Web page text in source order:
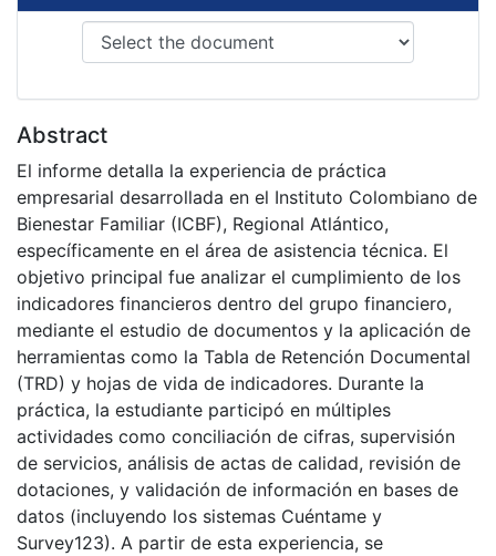
Abstract
El informe detalla la experiencia de práctica
empresarial desarrollada en el Instituto Colombiano de
Bienestar Familiar (ICBF), Regional Atlántico,
específicamente en el área de asistencia técnica. El
objetivo principal fue analizar el cumplimiento de los
indicadores financieros dentro del grupo financiero,
mediante el estudio de documentos y la aplicación de
herramientas como la Tabla de Retención Documental
(TRD) y hojas de vida de indicadores. Durante la
práctica, la estudiante participó en múltiples
actividades como conciliación de cifras, supervisión
de servicios, análisis de actas de calidad, revisión de
dotaciones, y validación de información en bases de
datos (incluyendo los sistemas Cuéntame y
Survey123). A partir de esta experiencia, se